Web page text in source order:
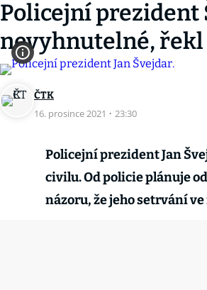
Policejní prezident
nevyhnutelné, řekl
ČTK
16. prosince 2021 · 23:30
Policejní prezident Jan
civilu. Od policie plánuje
názoru, že jeho setrvání